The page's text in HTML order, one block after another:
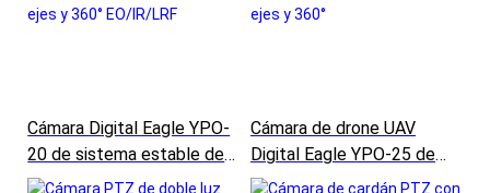
YPO-20
Cámara Digital Eagle YPO-
20 de sistema estable de
tres ejes y 360° EO/IR/LRF
Cámara de drone UAV
Digital Eagle YPO-25 de
tres ejes y 360°